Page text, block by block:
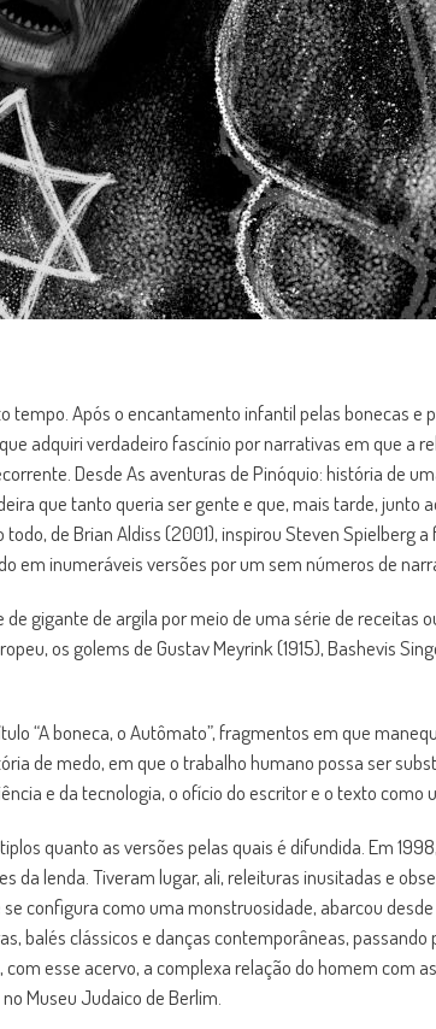
tempo. Após o encantamento infantil pelas bonecas e
adquiri verdadeiro fascínio por narrativas em que a
Desde As aventuras de Pinóquio: história de
que tanto queria ser gente e que, mais tarde, junto
de Brian Aldiss (2001), inspirou Steven Spielberg
em inumeráveis versões por um sem números de
gigante de argila por meio de uma série de receitas
os golems de Gustav Meyrink (1915), Bashevis
“A boneca, o Autômato”, fragmentos em que
de medo, em que o trabalho humano possa ser
e da tecnologia, o ofício do escritor e o texto como
quanto as versões pelas quais é difundida. Em
da lenda. Tiveram lugar, ali, releituras inusitadas e
configura como uma monstruosidade, abarcou
balés clássicos e danças contemporâneas,
esse acervo, a complexa relação do homem com
Museu Judaico de Berlim.